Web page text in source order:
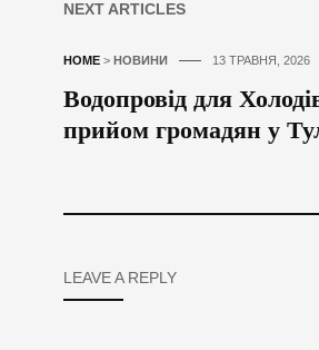
NEXT ARTICLES
HOME > НОВИНИ 13 ТРАВНЯ, 2026
Водопровід для
прийом громадян у
LEAVE A REPLY